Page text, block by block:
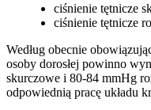
ciśnienie tętnicze
ciśnienie tętnicze
Według obecnie
osoby dorosłej powinno
skurczowe i 80-84 mmHg
odpowiednią pracę układu